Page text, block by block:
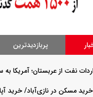
پربازدیدترین